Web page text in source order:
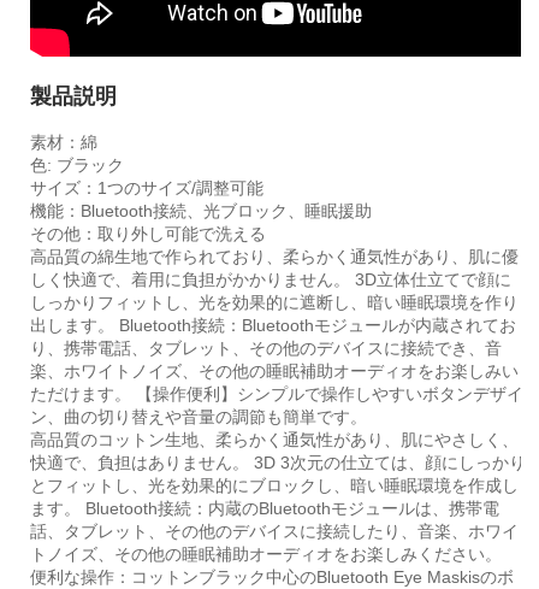
製品説明
素材：綿
色: ブラック
サイズ：1つのサイズ/調整可能
機能：Bluetooth接続、光ブロック、睡眠援助
その他：取り外し可能で洗える
高品質の綿生地で作られており、柔らかく通気性があり、肌に優
しく快適で、着用に負担がかかりません。 3D立体仕立てで顔に
しっかりフィットし、光を効果的に遮断し、暗い睡眠環境を作り
出します。 Bluetooth接続：Bluetoothモジュールが内蔵されてお
り、携帯電話、タブレット、その他のデバイスに接続でき、音
楽、ホワイトノイズ、その他の睡眠補助オーディオをお楽しみい
ただけます。 【操作便利】シンプルで操作しやすいボタンデザイ
ン、曲の切り替えや音量の調節も簡単です。
高品質のコットン生地、柔らかく通気性があり、肌にやさしく、
快適で、負担はありません。 3D 3次元の仕立ては、顔にしっかり
とフィットし、光を効果的にブロックし、暗い睡眠環境を作成し
ます。 Bluetooth接続：内蔵のBluetoothモジュールは、携帯電
話、タブレット、その他のデバイスに接続したり、音楽、ホワイ
トノイズ、その他の睡眠補助オーディオをお楽しみください。
便利な操作：コットンブラック中心のBluetooth Eye Maskisのボ